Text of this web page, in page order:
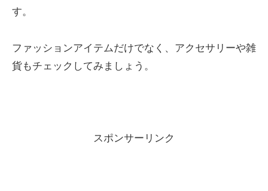
す。
ファッションアイテムだけでなく、アクセサリーや雑
貨もチェックしてみましょう。
スポンサーリンク